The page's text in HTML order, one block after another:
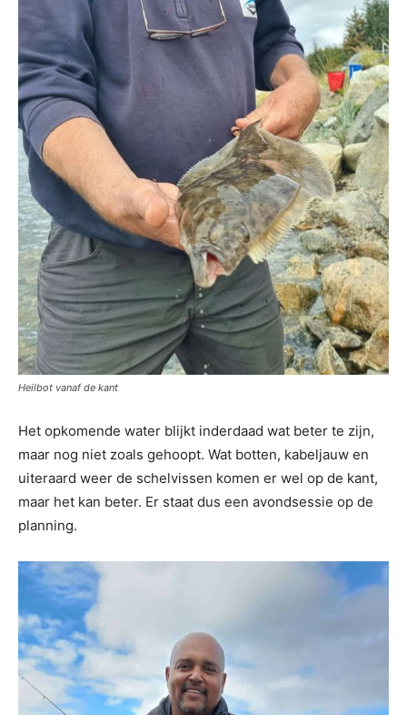
Heilbot vanaf de kant
Het opkomende water blijkt inderdaad wat beter te zijn,
maar nog niet zoals gehoopt. Wat botten, kabeljauw en
uiteraard weer de schelvissen komen er wel op de kant,
maar het kan beter. Er staat dus een avondsessie op de
planning.